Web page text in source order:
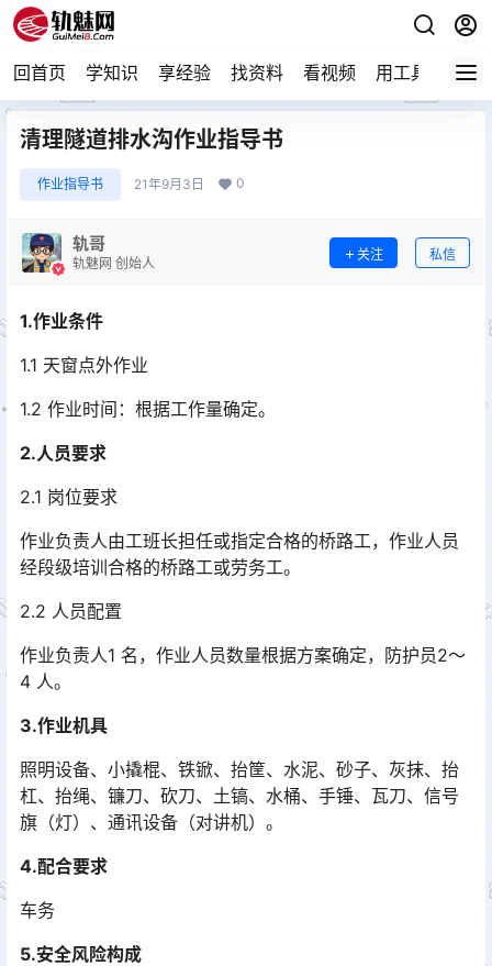
回首页 学知识 享经验 找资料 看视频 用工具 论技
清理隧道排水沟作业指导书
作业指导书 21年9月3日 0
轨哥
轨魅网 创始人
关注 私信
1.作业条件
1.1 天窗点外作业
1.2 作业时间：根据工作量确定。
2.人员要求
2.1 岗位要求
作业负责人由工班长担任或指定合格的桥路工，作业人员
经段级培训合格的桥路工或劳务工。
2.2 人员配置
作业负责人1 名，作业人员数量根据方案确定，防护员2～
4 人。
3.作业机具
照明设备、小撬棍、铁锨、抬筐、水泥、砂子、灰抹、抬
杠、抬绳、镰刀、砍刀、土镐、水桶、手锤、瓦刀、信号
旗（灯）、通讯设备（对讲机）。
4.配合要求
车务
5.安全风险构成